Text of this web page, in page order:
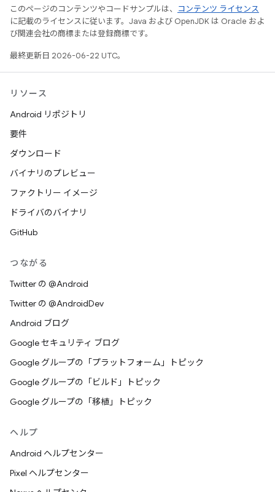
このページのコンテンツやコードサンプルは、
コンテンツ ライセンス
に記載のライセンスに従います。Java および OpenJDK は Oracle およ
び関連会社の商標または登録商標です。
最終更新日 2026-06-22 UTC。
リソース
Android リポジトリ
要件
ダウンロード
バイナリのプレビュー
ファクトリー イメージ
ドライバのバイナリ
GitHub
つながる
Twitter の @Android
Twitter の @AndroidDev
Android ブログ
Google セキュリティ ブログ
Google グループの「プラットフォーム」トピック
Google グループの「ビルド」トピック
Google グループの「移植」トピック
ヘルプ
Android ヘルプセンター
Pixel ヘルプセンター